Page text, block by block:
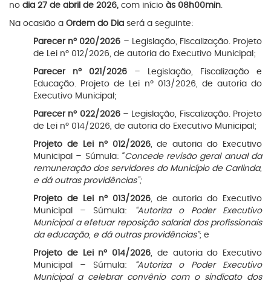
no dia 27 de abril de 2026, com início às 08h00min.
Na ocasião a Ordem do Dia será a seguinte:
Parecer nº 020/2026 – Legislação, Fiscalização. Projeto
de Lei nº 012/2026, de autoria do Executivo Municipal;
Parecer nº 021/2026 – Legislação, Fiscalização e
Educação. Projeto de Lei nº 013/2026, de autoria do
Executivo Municipal;
Parecer nº 022/2026– Legislação, Fiscalização. Projeto
de Lei nº 014/2026, de autoria do Executivo Municipal;
Projeto de Lei nº 012/2026, de autoria do Executivo
Municipal – Súmula: “Concede revisão geral anual da
remuneração dos servidores do Município de Carlinda,
e dá outras providências”;
Projeto de Lei nº 013/2026, de autoria do Executivo
Municipal – Súmula:
“Autoriza o Poder Executivo
Municipal a efetuar reposição salarial dos profissionais
da educação, e dá outras providências”; e
Projeto de Lei nº 014/2026, de autoria do Executivo
Municipal – Súmula:
“Autoriza o Poder Executivo
Municipal a celebrar convênio com o sindicato dos